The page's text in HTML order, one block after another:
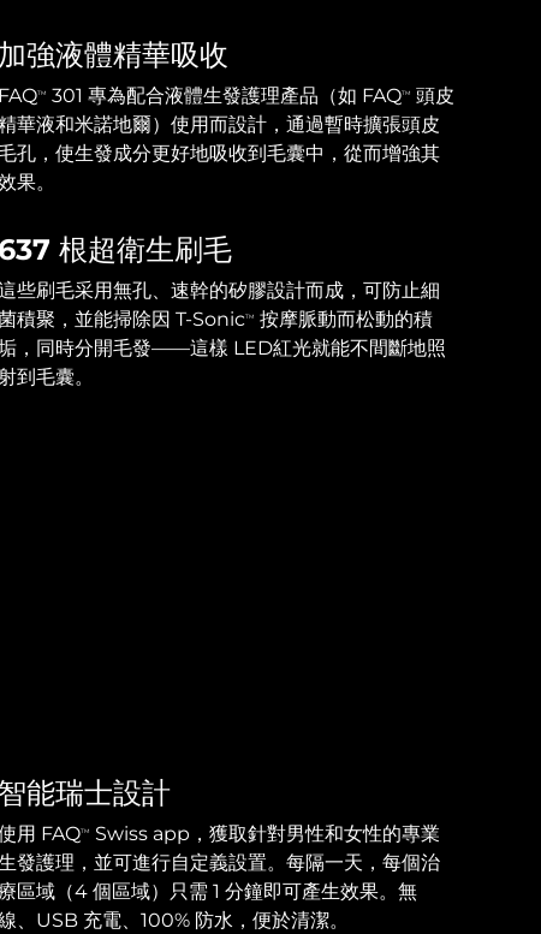
加強液體精華吸收
FAQTM 301 專為配合液體生發護理產品（如 FAQTM
頭皮
華液和米諾地爾）使用而設計，通過暫時擴張頭皮
孔，使生發成分更好地吸收到毛囊中，從而增強其
果。
637 根超衛生刷毛
些刷毛采用無孔、速幹的矽膠設計而成，可防止細
積聚，並能掃除因 T-SonicTM
按摩脈動而松動的積
，同時分開毛發——這樣 LED紅光就能不間斷地照
到毛囊。
智能瑞士設計
用 FAQTM
Swiss app，獲取針對男性和女性的專業
發護理，並可進行自定義設置。每隔一天，每個治
區域（4 個區域）只需 1 分鐘即可產生效果。無
、USB 充電、100% 防水，便於清潔。